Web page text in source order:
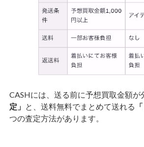
CASHには、送る前に予想買取金額が
定」
と、送料無料でまとめて送れる
つの査定方法があります。